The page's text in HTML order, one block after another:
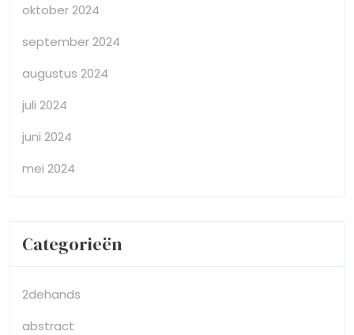
oktober 2024
september 2024
augustus 2024
juli 2024
juni 2024
mei 2024
Categorieën
2dehands
abstract